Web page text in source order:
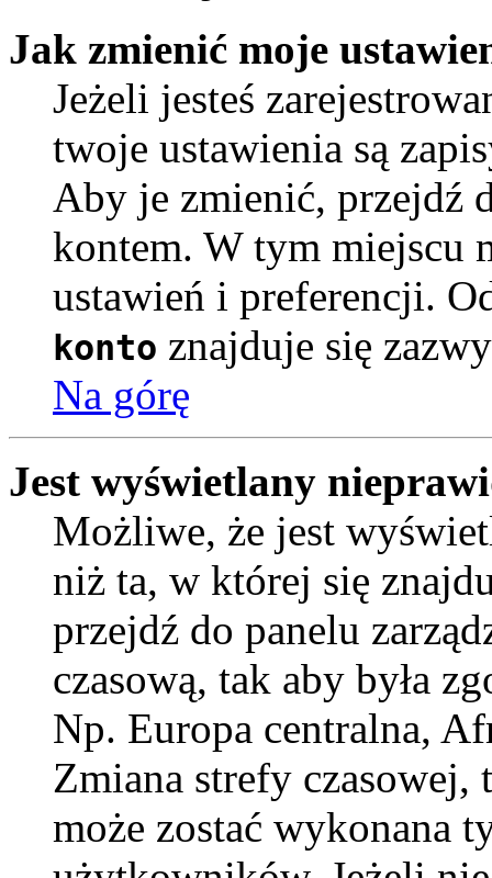
Jak zmienić moje
Jeżeli jesteś
twoje ustawienia są
Aby je zmienić, przejdź
kontem. W tym miejscu
ustawień i preferencji.
konto znajduje się
Na górę
Jest wyświetlany
Możliwe, że jest
niż ta, w której się
przejdź do panelu
czasową, tak aby była
Np. Europa centralna,
Zmiana strefy
może zostać wykonana